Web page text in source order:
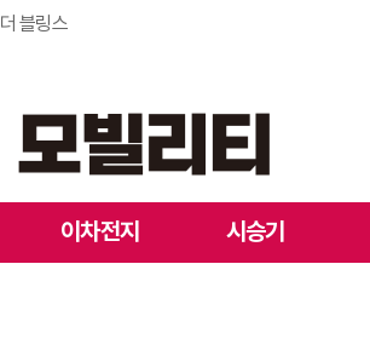
더 블링스
이차전지 시승기
"운전의 본질" 로터스 에미라부터 포르쉐·람보